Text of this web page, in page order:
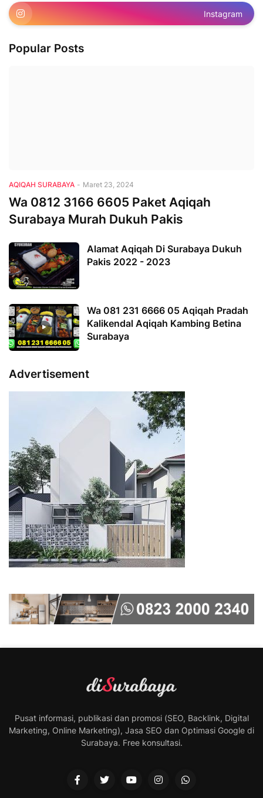
Instagram
Popular Posts
AQIQAH SURABAYA - Maret 23, 2024
Wa 0812 3166 6605 Paket Aqiqah
Surabaya Murah Dukuh Pakis
Alamat Aqiqah Di Surabaya Dukuh
Pakis 2022 - 2023
Wa 081 231 6666 05 Aqiqah Pradah
Kalikendal Aqiqah Kambing Betina
Surabaya
Advertisement
Pusat informasi, publikasi dan promosi (SEO, Backlink, Digital
Marketing, Online Marketing), Jasa SEO dan Optimasi Google di
Surabaya. Free konsultasi.